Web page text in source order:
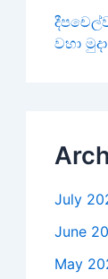
වහා
July
June
May